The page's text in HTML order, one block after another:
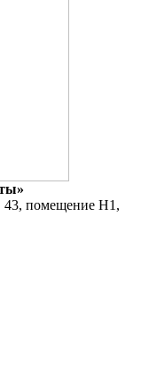
43, помещение Н1,